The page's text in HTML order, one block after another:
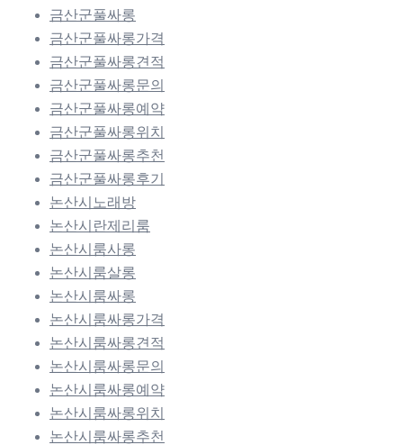
금산군풀싸롱
금산군풀싸롱가격
금산군풀싸롱견적
금산군풀싸롱문의
금산군풀싸롱예약
금산군풀싸롱위치
금산군풀싸롱추천
금산군풀싸롱후기
논산시노래방
논산시란제리룸
논산시룸사롱
논산시룸살롱
논산시룸싸롱
논산시룸싸롱가격
논산시룸싸롱견적
논산시룸싸롱문의
논산시룸싸롱예약
논산시룸싸롱위치
논산시룸싸롱추천